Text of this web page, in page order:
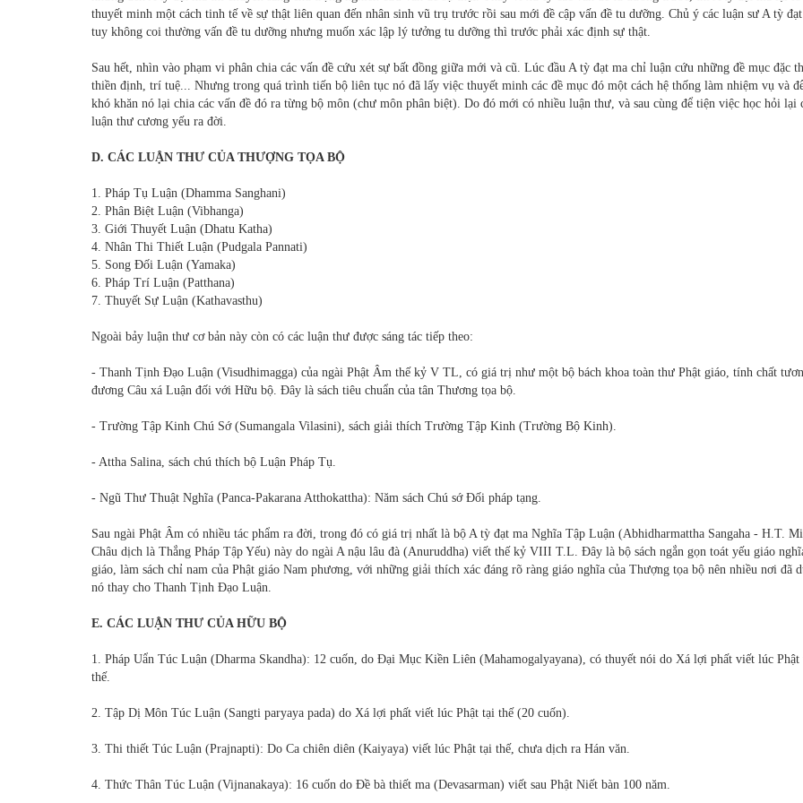
thuyết minh một cách tinh tế về sự thật liên quan đến nhân sinh vũ trụ trước rồi sau mới đề cập vấn đề tu dưỡng. Chủ ý các luận sư A tỳ
tuy không coi thường vấn đề tu dưỡng nhưng muốn xác lập lý tưởng tu dưỡng thì trước phải xác định sự thật.
Sau hết, nhìn vào phạm vi phân chia các vấn đề cứu xét sự bất đồng giữa mới và cũ. Lúc đầu A tỳ đạt ma chỉ luận cứu những đề mục đặc
thiền định, trí tuệ... Nhưng trong quá trình tiến bộ liên tục nó đã lấy việc thuyết minh các đề mục đó một cách hệ thống làm nhiệm vụ và
khó khăn nó lại chia các vấn đề đó ra từng bộ môn (chư môn phân biệt). Do đó mới có nhiều luận thư, và sau cùng để tiện việc học hỏi lại
luận thư cương yếu ra đời.
D. CÁC LUẬN THƯ CỦA THƯỢNG TỌA BỘ
1. Pháp Tụ Luận (Dhamma Sanghani)
2. Phân Biệt Luận (Vibhanga)
3. Giới Thuyết Luận (Dhatu Katha)
4. Nhân Thi Thiết Luận (Pudgala Pannati)
5. Song Ðối Luận (Yamaka)
6. Pháp Trí Luận (Patthana)
7. Thuyết Sự Luận (Kathavasthu)
Ngoài bảy luận thư cơ bản này còn có các luận thư được sáng tác tiếp theo:
- Thanh Tịnh Ðạo Luận (Visudhimagga) của ngài Phật Âm thế kỷ V TL, có giá trị như một bộ bách khoa toàn thư Phật giáo, tính chất
đương Câu xá Luận đối với Hữu bộ. Ðây là sách tiêu chuẩn của tân Thương tọa bộ.
- Trường Tập Kinh Chú Sớ (Sumangala Vilasini), sách giải thích Trường Tập Kinh (Trường Bộ Kinh).
- Attha Salina, sách chú thích bộ Luận Pháp Tụ.
- Ngũ Thư Thuật Nghĩa (Panca-Pakarana Atthokattha): Năm sách Chú sớ Ðối pháp tạng.
Sau ngài Phật Âm có nhiều tác phẩm ra đời, trong đó có giá trị nhất là bộ A tỳ đạt ma Nghĩa Tập Luận (Abhidharmattha Sangaha - H.T.
Châu dịch là Thắng Pháp Tập Yếu) này do ngài A nậu lâu đà (Anuruddha) viết thế kỷ VIII T.L. Ðây là bộ sách ngắn gọn toát yếu giáo
giáo, làm sách chỉ nam của Phật giáo Nam phương, với những giải thích xác đáng rõ ràng giáo nghĩa của Thượng tọa bộ nên nhiều nơi đã
nó thay cho Thanh Tịnh Ðạo Luận.
E. CÁC LUẬN THƯ CỦA HỮU BỘ
1. Pháp Uẩn Túc Luận (Dharma Skandha): 12 cuốn, do Ðại Mục Kiền Liên (Mahamogalyayana), có thuyết nói do Xá lợi phất viết lúc Phật
thế.
2. Tập Dị Môn Túc Luận (Sangti paryaya pada) do Xá lợi phất viết lúc Phật tại thế (20 cuốn).
3. Thi thiết Túc Luận (Prajnapti): Do Ca chiên diên (Kaiyaya) viết lúc Phật tại thế, chưa dịch ra Hán văn.
4. Thức Thân Túc Luận (Vijnanakaya): 16 cuốn do Ðề bà thiết ma (Devasarman) viết sau Phật Niết bàn 100 năm.